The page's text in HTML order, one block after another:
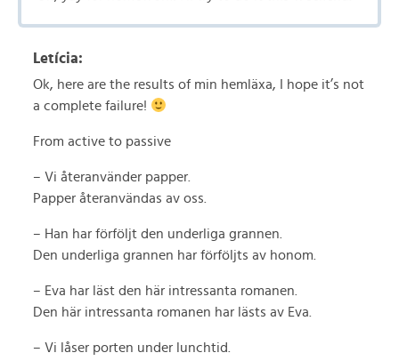
Letícia:
Ok, here are the results of min hemläxa, I hope it’s not
a complete failure!
From active to passive
– Vi återanvänder papper.
Papper återanvändas av oss.
– Han har förföljt den underliga grannen.
Den underliga grannen har förföljts av honom.
– Eva har läst den här intressanta romanen.
Den här intressanta romanen har lästs av Eva.
– Vi låser porten under lunchtid.